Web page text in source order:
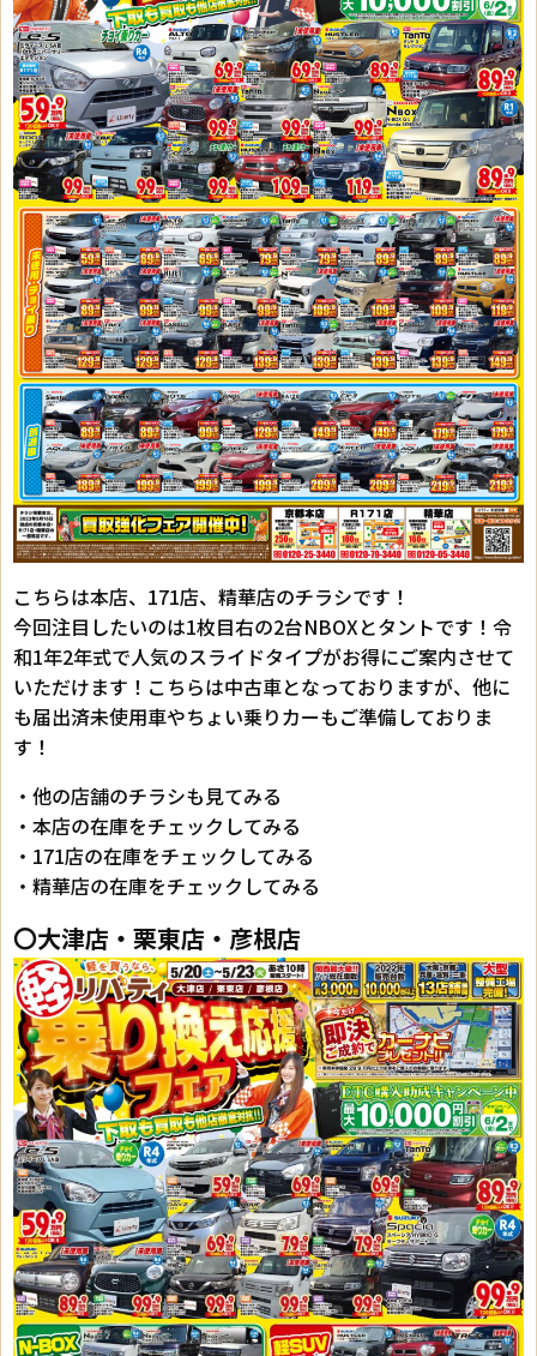
こちらは本店、171店、精華店のチラシです！
今回注目したいのは1枚目右の2台NBOXとタントです！令
和1年2年式で人気のスライドタイプがお得にご案内させて
いただけます！こちらは中古車となっておりますが、他に
も届出済未使用車やちょい乗りカーもご準備しておりま
す！
・他の店舗のチラシも見てみる
・本店の在庫をチェックしてみる
・171店の在庫をチェックしてみる
・精華店の在庫をチェックしてみる
〇大津店・栗東店・彦根店